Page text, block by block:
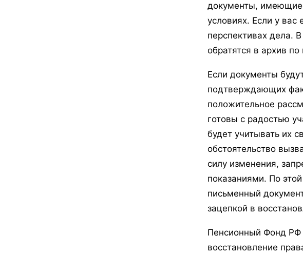
документы,
условиях. Если у
перспективах дела.
обратятся в архив
Если документы
подтверждающих
положительное
готовы с радостью
будет учитывать их
обстоятельство
силу изменения,
показаниями. По
письменный
зацепкой в
Пенсионный Фонд РФ
восстановление